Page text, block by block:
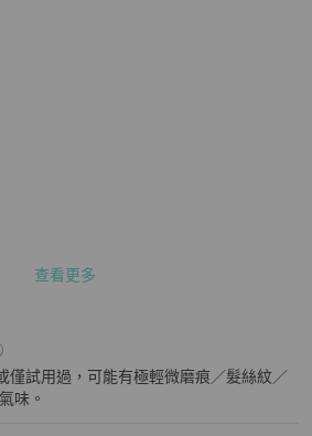
Hunter Herbag Zip Handbag Navy
查看更多
僅試用過，可能有極輕微磨痕／髮絲紋／
味。